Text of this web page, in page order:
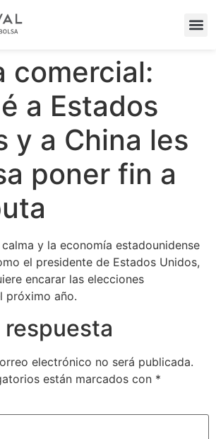
comercial:
a Estados
y a China les
poner fin a
y la economía estadounidense
el presidente de Estados Unidos,
encarar las elecciones
próximo año.
respuesta
electrónico no será publicada.
están marcados con *